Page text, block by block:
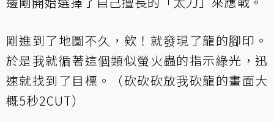
剛進到了地圖不久，欸！就發現了龍的腳印。
於是我就循著這個類似螢火蟲的指示綠光，迅
速就找到了目標。（砍砍砍放我砍龍的畫面大
概5秒2CUT）